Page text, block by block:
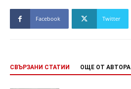
Facebook Twitter
СВЪРЗАНИ СТАТИИ ОЩЕ ОТ АВТОРА